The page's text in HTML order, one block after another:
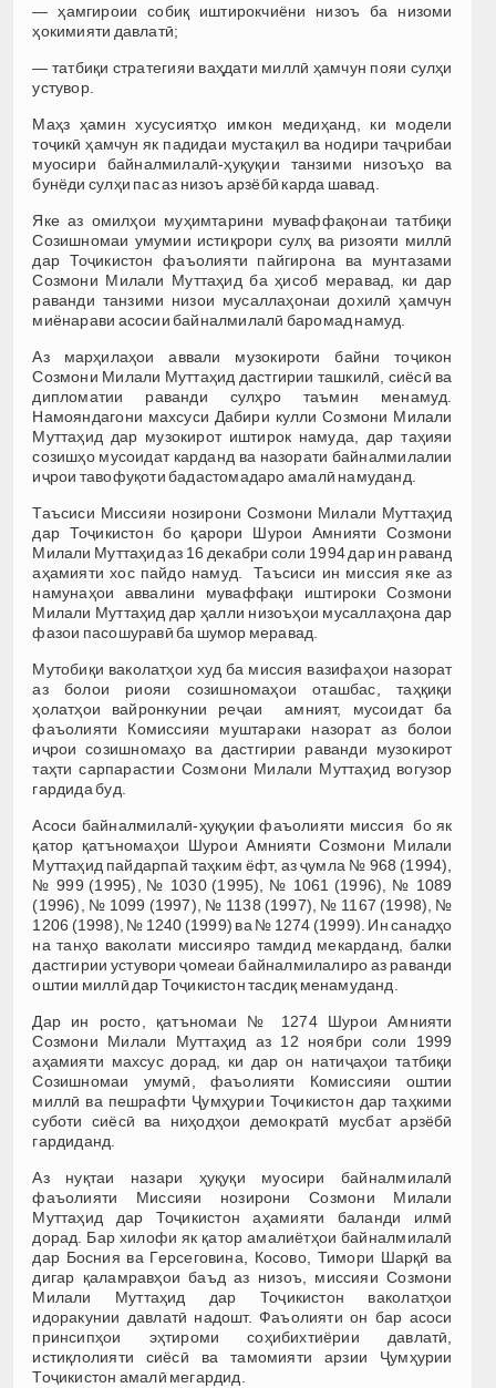
— ҳамгироии собиқ иштирокчиёни низоъ ба низоми
ҳокимияти давлатӣ;
— татбиқи стратегияи ваҳдати миллӣ ҳамчун пояи сулҳи
устувор.
Маҳз ҳамин хусусиятҳо имкон медиҳанд, ки модели
тоҷикӣ ҳамчун як падидаи мустақил ва нодири таҷрибаи
муосири байналмилалӣ-ҳуқуқии танзими низоъҳо ва
бунёди сулҳи пас аз низоъ арзёбӣ карда шавад.
Яке аз омилҳои муҳимтарини муваффақонаи татбиқи
Созишномаи умумии истиқрори сулҳ ва ризояти миллӣ
дар Тоҷикистон фаъолияти пайгирона ва мунтазами
Созмони Милали Муттаҳид ба ҳисоб меравад, ки дар
раванди танзими низои мусаллаҳонаи дохилӣ ҳамчун
миёнарави асосии байналмилалӣ баромад намуд.
Аз марҳилаҳои аввали музокироти байни тоҷикон
Созмони Милали Муттаҳид дастгирии ташкилӣ, сиёсӣ ва
дипломатии раванди сулҳро таъмин менамуд.
Намояндагони махсуси Дабири кулли Созмони Милали
Муттаҳид дар музокирот иштирок намуда, дар таҳияи
созишҳо мусоидат карданд ва назорати байналмилалии
иҷрои тавофуқоти бадастомадаро амалӣ намуданд.
Таъсиси Миссияи нозирони Созмони Милали Муттаҳид
дар Тоҷикистон бо қарори Шурои Амнияти Созмони
Милали Муттаҳид аз 16 декабри соли 1994 дар ин раванд
аҳамияти хос пайдо намуд. Таъсиси ин миссия яке аз
намунаҳои аввалини муваффақи иштироки Созмони
Милали Муттаҳид дар ҳалли низоъҳои мусаллаҳона дар
фазои пасошуравӣ ба шумор меравад.
Мутобиқи ваколатҳои худ ба миссия вазифаҳои назорат
аз болои риояи созишномаҳои оташбас, таҳқиқи
ҳолатҳои вайронкунии реҷаи амният, мусоидат ба
фаъолияти Комиссияи муштараки назорат аз болои
иҷрои созишномаҳо ва дастгирии раванди музокирот
таҳти сарпарастии Созмони Милали Муттаҳид вогузор
гардида буд.
Асоси байналмилалӣ-ҳуқуқии фаъолияти миссия бо як
қатор қатъномаҳои Шурои Амнияти Созмони Милали
Муттаҳид пайдарпай таҳким ёфт, аз ҷумла № 968 (1994),
№ 999 (1995), № 1030 (1995), № 1061 (1996), № 1089
(1996), № 1099 (1997), № 1138 (1997), № 1167 (1998), №
1206 (1998), № 1240 (1999) ва № 1274 (1999). Ин санадҳо
на танҳо ваколати миссияро тамдид мекарданд, балки
дастгирии устувори ҷомеаи байналмилалиро аз раванди
оштии миллӣ дар Тоҷикистон тасдиқ менамуданд.
Дар ин росто, қатъномаи № 1274 Шурои Амнияти
Созмони Милали Муттаҳид аз 12 ноябри соли 1999
аҳамияти махсус дорад, ки дар он натиҷаҳои татбиқи
Созишномаи умумӣ, фаъолияти Комиссияи оштии
миллӣ ва пешрафти Ҷумҳурии Тоҷикистон дар таҳкими
суботи сиёсӣ ва ниҳодҳои демократӣ мусбат арзёбӣ
гардиданд.
Аз нуқтаи назари ҳуқуқи муосири байналмилалӣ
фаъолияти Миссияи нозирони Созмони Милали
Муттаҳид дар Тоҷикистон аҳамияти баланди илмӣ
дорад. Бар хилофи як қатор амалиётҳои байналмилалӣ
дар Босния ва Герсеговина, Косово, Тимори Шарқӣ ва
дигар қаламравҳои баъд аз низоъ, миссияи Созмони
Милали Муттаҳид дар Тоҷикистон ваколатҳои
идоракунии давлатӣ надошт. Фаъолияти он бар асоси
принсипҳои эҳтироми соҳибихтиёрии давлатӣ,
истиқлолияти сиёсӣ ва тамомияти арзии Ҷумҳурии
Тоҷикистон амалӣ мегардид.